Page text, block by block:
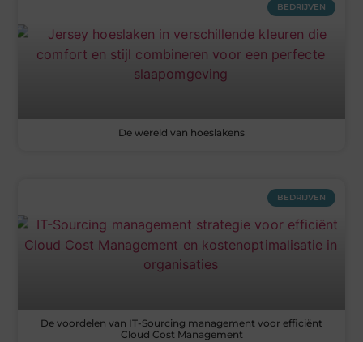
BEDRIJVEN
De wereld van hoeslakens
BEDRIJVEN
De voordelen van IT-Sourcing management voor efficiënt
Cloud Cost Management